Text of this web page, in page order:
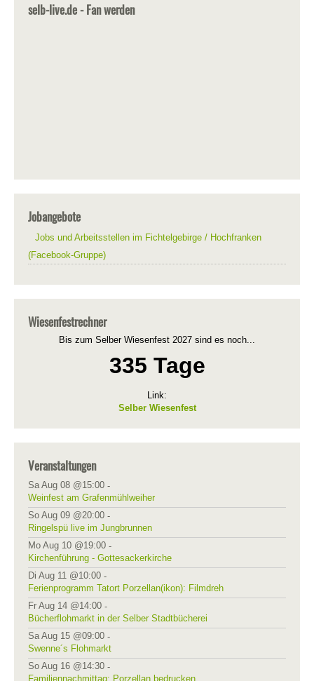
selb-live.de - Fan werden
Jobangebote
Jobs und Arbeitsstellen im Fichtelgebirge / Hochfranken
(Facebook-Gruppe)
Wiesenfestrechner
Bis zum Selber Wiesenfest 2027 sind es noch...
335 Tage
Link:
Selber Wiesenfest
Veranstaltungen
Sa Aug 08 @15:00 -
Weinfest am Grafenmühlweiher
So Aug 09 @20:00 -
Ringelspü live im Jungbrunnen
Mo Aug 10 @19:00 -
Kirchenführung - Gottesackerkirche
Di Aug 11 @10:00 -
Ferienprogramm Tatort Porzellan(ikon): Filmdreh
Fr Aug 14 @14:00 -
Bücherflohmarkt in der Selber Stadtbücherei
Sa Aug 15 @09:00 -
Swenne´s Flohmarkt
So Aug 16 @14:30 -
Familiennachmittag: Porzellan bedrucken